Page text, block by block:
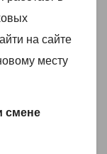
на сайте
месту
смене